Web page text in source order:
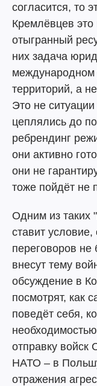
согласится, то
Кремлёвцев это
отыгранный
них задача
международном
территорий, а
Это не
цеплялись до
ребрендинг
они активно
они не
тоже пойдёт не
Одним из таких
ставит
переговоров не
внесут тему
обсуждение в
посмотрят, как
поведёт себя,
отправку
НАТО – в
отражения